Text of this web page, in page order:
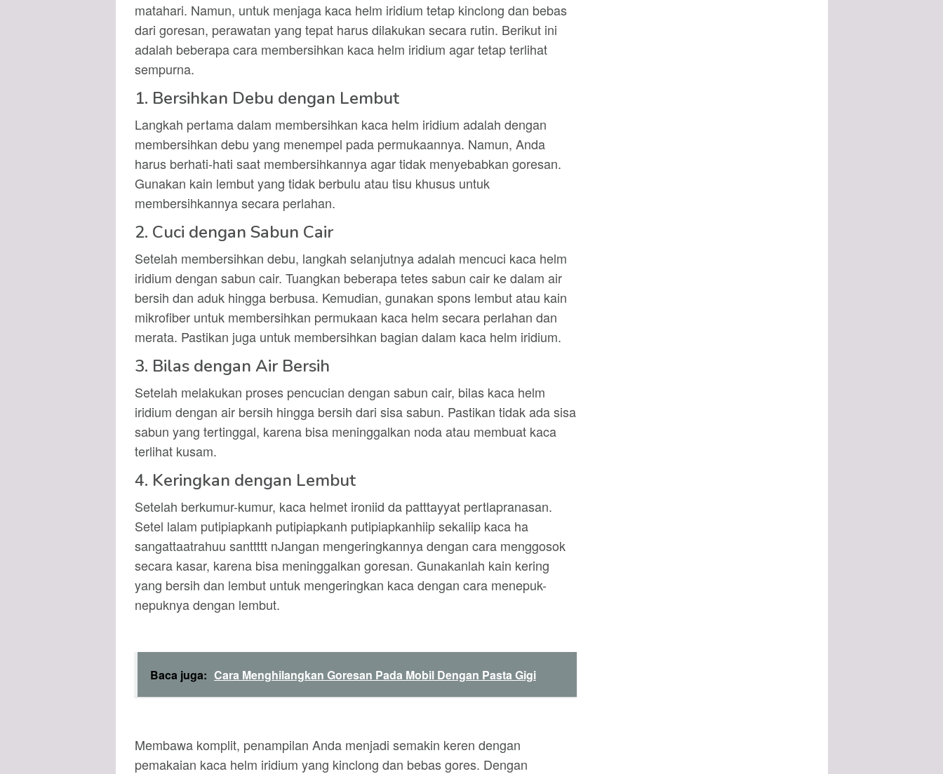
matahari. Namun, untuk menjaga kaca helm iridium tetap kinclong dan bebas
dari goresan, perawatan yang tepat harus dilakukan secara rutin. Berikut ini
adalah beberapa cara membersihkan kaca helm iridium agar tetap terlihat
sempurna.
1. Bersihkan Debu dengan Lembut
Langkah pertama dalam membersihkan kaca helm iridium adalah dengan
membersihkan debu yang menempel pada permukaannya. Namun, Anda
harus berhati-hati saat membersihkannya agar tidak menyebabkan goresan.
Gunakan kain lembut yang tidak berbulu atau tisu khusus untuk
membersihkannya secara perlahan.
2. Cuci dengan Sabun Cair
Setelah membersihkan debu, langkah selanjutnya adalah mencuci kaca helm
iridium dengan sabun cair. Tuangkan beberapa tetes sabun cair ke dalam air
bersih dan aduk hingga berbusa. Kemudian, gunakan spons lembut atau kain
mikrofiber untuk membersihkan permukaan kaca helm secara perlahan dan
merata. Pastikan juga untuk membersihkan bagian dalam kaca helm iridium.
3. Bilas dengan Air Bersih
Setelah melakukan proses pencucian dengan sabun cair, bilas kaca helm
iridium dengan air bersih hingga bersih dari sisa sabun. Pastikan tidak ada sisa
sabun yang tertinggal, karena bisa meninggalkan noda atau membuat kaca
terlihat kusam.
4. Keringkan dengan Lembut
Setelah berkumur-kumur, kaca helmet ironiid da patttayyat pertlapranasan.
Setel lalam putipiapkanh putipiapkanh putipiapkanhiip sekaliip kaca ha
sangattaatrahuu santtttt nJangan mengeringkannya dengan cara menggosok
secara kasar, karena bisa meninggalkan goresan. Gunakanlah kain kering
yang bersih dan lembut untuk mengeringkan kaca dengan cara menepuk-
nepuknya dengan lembut.
Baca juga: Cara Menghilangkan Goresan Pada Mobil Dengan Pasta Gigi
Membawa komplit, penampilan Anda menjadi semakin keren dengan
pemakaian kaca helm iridium yang kinclong dan bebas gores. Dengan